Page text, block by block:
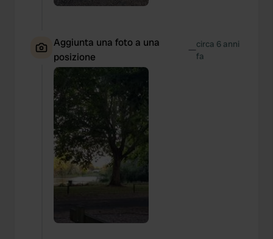
Aggiunta una foto a una
posizione
—circa 6 anni
fa